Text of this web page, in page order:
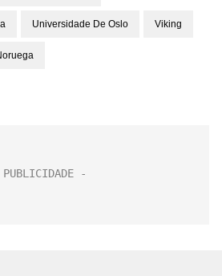
Universidade De Oslo Viking